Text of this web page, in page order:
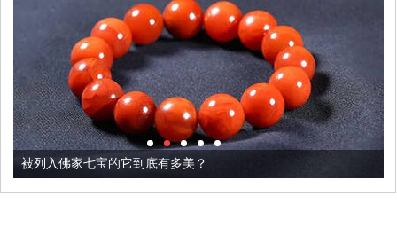
被列入佛家七宝的它到底有多美？